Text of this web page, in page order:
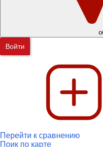
Войти
Перейти к сравнению
Поик по карте